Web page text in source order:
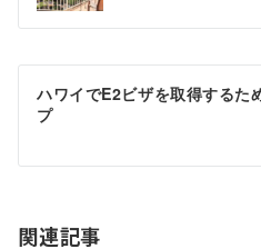
ナ
ビ
ゲ
ー
シ
ハワイでE2ビザを取得するた
プ
関連記事